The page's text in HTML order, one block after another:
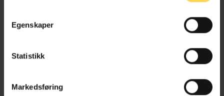
Egenskaper
Statistikk
Markedsføring